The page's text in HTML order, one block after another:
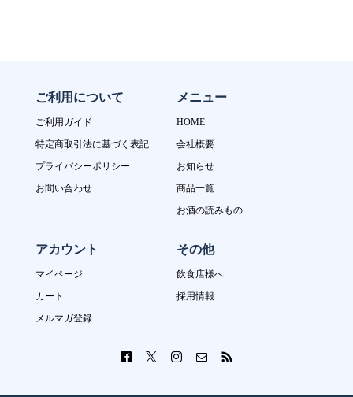
ご利用について
ご利用ガイド
特定商取引法に基づく表記
プライバシーポリシー
お問い合わせ
メニュー
HOME
会社概要
お知らせ
商品一覧
お酒の読みもの
アカウント
マイページ
カート
メルマガ登録
その他
飲食店様へ
採用情報